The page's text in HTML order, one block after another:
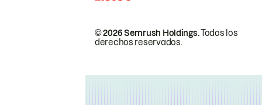
© 2026 Semrush Holdings.Todos los
derechos reservados.